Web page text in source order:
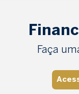
Faça